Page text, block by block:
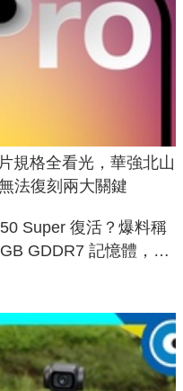
規格全看光，華強北山
法復刻兩大關鍵
Super 復活？爆料稱
GDDR7 記憶體，這
牙膏